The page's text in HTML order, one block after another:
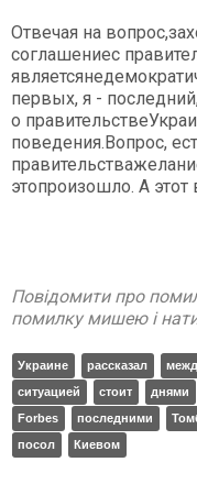
Отвечая на
соглашениес
первых, я -
о
поведения.Вопрос,
этопроизошло. А
Повідомити про
помилку мишею і
Украине рассказал
ситуацией
стоит днями
Forbes
последними
посол
Киевом